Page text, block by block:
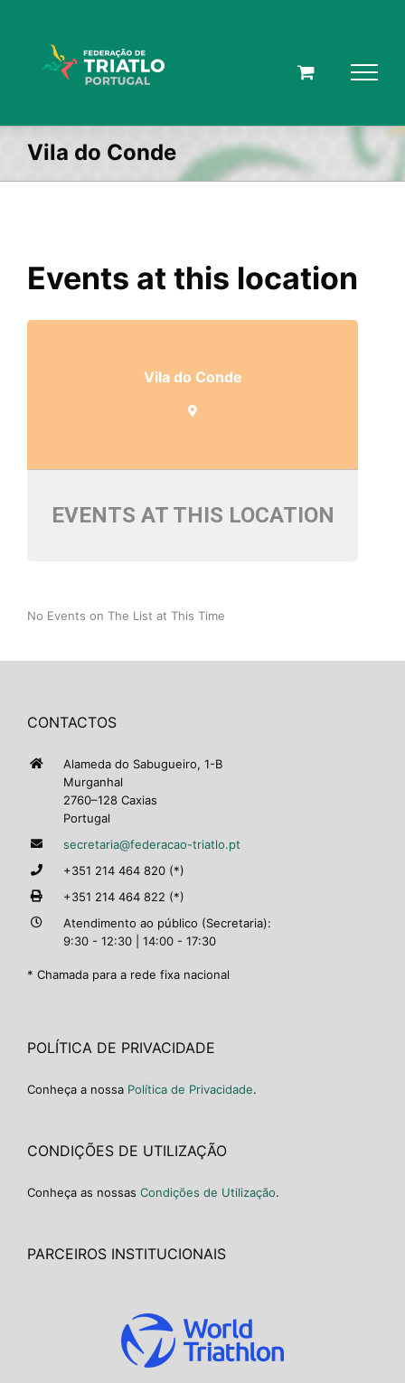
Vila do Conde
Events at this location
Vila do Conde
EVENTS AT THIS LOCATION
No Events on The List at This Time
CONTACTOS
Alameda do Sabugueiro, 1-B
Murganhal
2760–128 Caxias
Portugal
secretaria@federacao-triatlo.pt
+351 214 464 820 (*)
+351 214 464 822 (*)
Atendimento ao público (Secretaria):
9:30 - 12:30 | 14:00 - 17:30
* Chamada para a rede fixa nacional
POLÍTICA DE PRIVACIDADE
Conheça a nossa Política de Privacidade.
CONDIÇÕES DE UTILIZAÇÃO
Conheça as nossas Condições de Utilização.
PARCEIROS INSTITUCIONAIS